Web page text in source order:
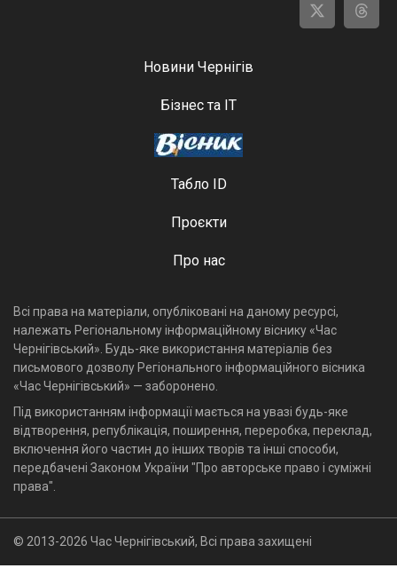
Новини Чернігів
Бізнес та ІТ
Табло ID
Проєкти
Про нас
Всі права на матеріали, опубліковані на даному ресурсі,
належать Регіональному інформаційному віснику «Час
Чернігівський». Будь-яке використання матеріалів без
письмового дозволу Регіонального інформаційного вісника
«Час Чернігівський» — заборонено.
Під використанням інформації мається на увазі будь-яке
відтворення, републікація, поширення, переробка, переклад,
включення його частин до інших творів та інші способи,
передбачені Законом України "Про авторське право і суміжні
права".
© 2013-2026 Час Чернігівський, Всі права захищені